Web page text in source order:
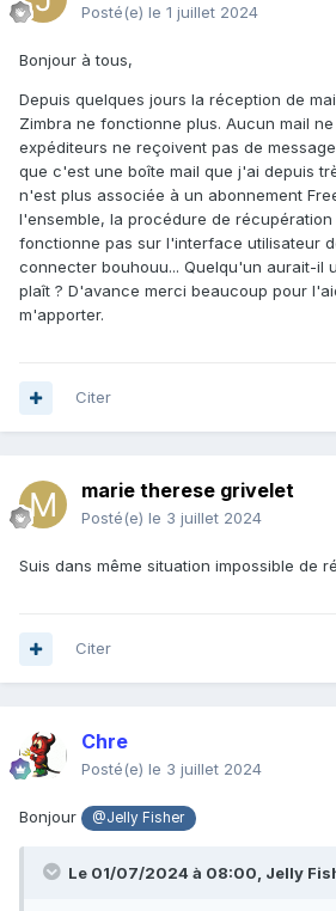
Posté(e) le 1 juillet 2024
Bonjour à tous,
Depuis quelques jours la réception de
Zimbra ne fonctionne plus. Aucun mail
expéditeurs ne reçoivent pas de
que c'est une boîte mail que j'ai depuis
n'est plus associée à un abonnement
l'ensemble, la procédure de
fonctionne pas sur l'interface utilisateur
connecter bouhouu... Quelqu'un aurait-il
plaît ? D'avance merci beaucoup pour
m'apporter.
Citer
marie therese grivelet
Posté(e) le 3 juillet 2024
Suis dans même situation impossible de
Citer
Chre
Posté(e) le 3 juillet 2024
Bonjour @Jelly Fisher
Le 01/07/2024 à 08:00, Jelly